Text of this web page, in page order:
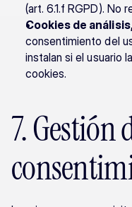
(art. 6.1.f RGPD). No
Cookies de
consentimiento del
instalan si el usuario
cookies.
7. Gestión